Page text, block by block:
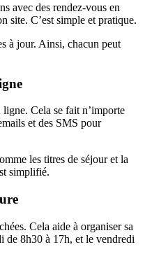
avec des rendez-vous en
site. C’est simple et pratique.
à jour. Ainsi, chacun peut
Cela se fait n’importe
et des SMS pour
les titres de séjour et la
simplifié.
Cela aide à organiser sa
8h30 à 17h, et le vendredi